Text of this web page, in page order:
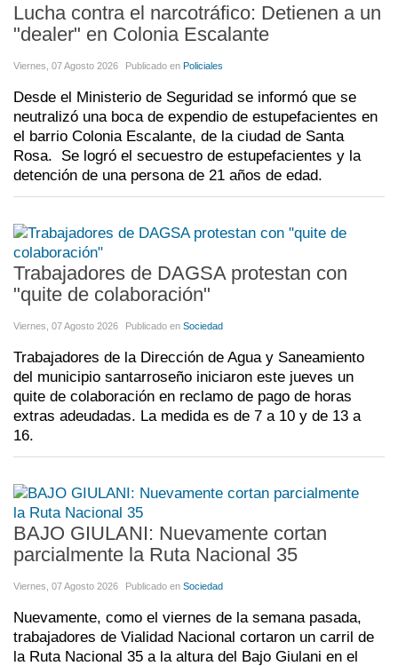
Lucha contra el narcotráfico: Detienen a un
"dealer" en Colonia Escalante
Viernes, 07 Agosto 2026 Publicado en Policiales
Desde el Ministerio de Seguridad se informó que se
neutralizó una boca de expendio de estupefacientes en
el barrio Colonia Escalante, de la ciudad de Santa
Rosa. Se logró el secuestro de estupefacientes y la
detención de una persona de 21 años de edad.
Trabajadores de DAGSA protestan con
"quite de colaboración"
Viernes, 07 Agosto 2026 Publicado en Sociedad
Trabajadores de la Dirección de Agua y Saneamiento
del municipio santarroseño iniciaron este jueves un
quite de colaboración en reclamo de pago de horas
extras adeudadas. La medida es de 7 a 10 y de 13 a
16.
BAJO GIULANI: Nuevamente cortan
parcialmente la Ruta Nacional 35
Viernes, 07 Agosto 2026 Publicado en Sociedad
Nuevamente, como el viernes de la semana pasada,
trabajadores de Vialidad Nacional cortaron un carril de
la Ruta Nacional 35 a la altura del Bajo Giulani en el